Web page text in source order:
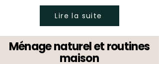
Lire la suite
Ménage naturel et routines
maison